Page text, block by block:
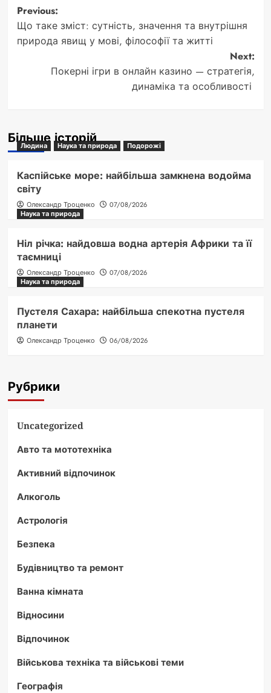
Post
navigation
Previous:
Що таке зміст: сутність, значення та внутрішня
природа явищ у мові, філософії та житті
Next:
Покерні ігри в онлайн казино — стратегія,
динаміка та особливості
Більше історій
Людина Наука та природа Подорожі
Каспійське море: найбільша замкнена водойма
світу
Олександр Троценко
07/08/2026
Наука та природа
Ніл річка: найдовша водна артерія Африки та її
таємниці
Олександр Троценко
07/08/2026
Наука та природа
Пустеля Сахара: найбільша спекотна пустеля
планети
Олександр Троценко 06/08/2026
Рубрики
Uncategorized
Авто та мототехніка
Активний відпочинок
Алкоголь
Астрологія
Безпека
Будівництво та ремонт
Ванна кімната
Відносини
Відпочинок
Військова техніка та військові теми
Географія